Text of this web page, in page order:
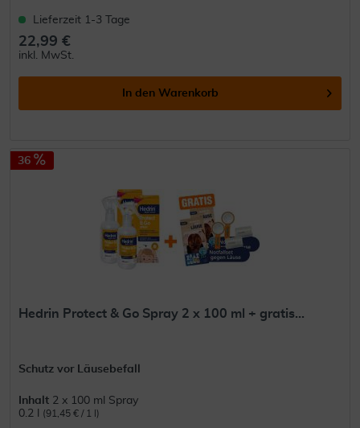
Lieferzeit 1-3 Tage
22,99 €
inkl. MwSt.
In den Warenkorb
36
Hedrin Protect & Go Spray 2 x 100 ml + gratis...
Schutz vor Läusebefall
Inhalt 2 x 100 ml Spray
0.2 l
(91,45 € / 1 l)